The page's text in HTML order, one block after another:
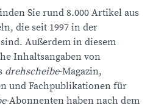
Sie rund 8.000 Artikel aus
die seit 1997 in der
Außerdem in diesem
Inhaltsangaben von
drehscheibe-Magazin,
und Fachpublikationen für
-Abonnenten haben nach dem